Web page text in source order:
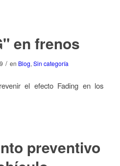
en frenos
/ en Blog,Sin categoría
el efecto Fading en los
preventivo